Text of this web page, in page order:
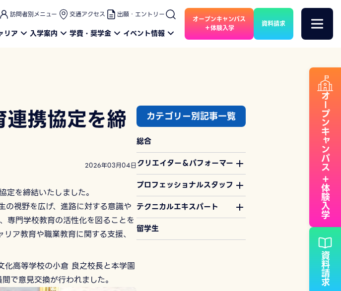
ジの本文へ
訪問者別メニュー 交通アクセス 出願・エントリー
リア 入学案内 学費・奨学金 イベント情報
オープンキャンパス
＋体験入学
資料請求
携協定を締
2026年03月04日
を締結いたしました。
の視野を広げ、進路に対する意識や
専⾨学校教育の活性化を図ることを
ア教育や職業教育に関する⽀援、
化高等学校の小倉 良之校長と本学園
で意⾒交換が⾏われました。
カテゴリー別記事一覧
総合
クリエイター＆パフォーマー
プロフェッショナルスタッフ
テクニカルエキスパート
留学生
オープンキャンパス
＋体験入学
資料請求